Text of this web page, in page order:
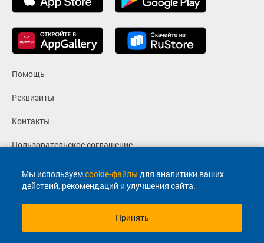
Мы используемcookie-файлы для аналитики ваших
действий, рекомендаций и улучшения сайта.
Принять
Помощь
Реквизиты
Контакты
Пользовательское соглашение
Политика конфиденциальности
Согласие на маркетинговые сообщения
© 2013-2026, ООО "Капитал"- Онлайн сервис продажи